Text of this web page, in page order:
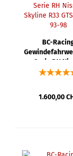
BC-
Serie RH
Skyline R33 GTS
1.600,00